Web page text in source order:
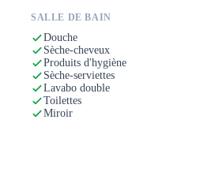
SALLE DE BAIN
Douche
Sèche-cheveux
Produits d'hygiène
Sèche-serviettes
Lavabo double
Toilettes
Miroir